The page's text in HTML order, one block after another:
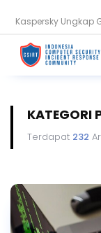
Kaspersky Ungkap
Apa Itu
KATEGORI
Terdapat 232